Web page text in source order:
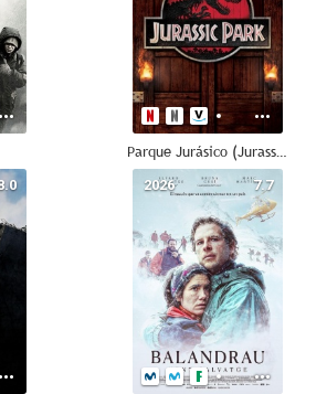
Parque Jurásico (Jurassic Park)
7.7
2026